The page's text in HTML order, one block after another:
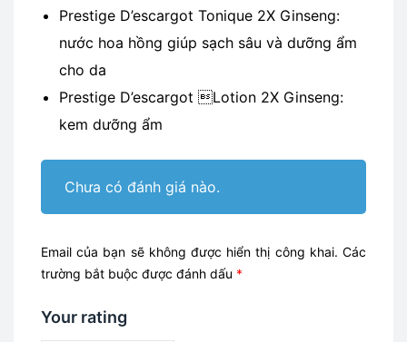
Prestige D’escargot Tonique 2X Ginseng:
nước hoa hồng giúp sạch sâu và dưỡng ẩm
cho da
Prestige D’escargot Lotion 2X Ginseng:
kem dưỡng ẩm
Chưa có đánh giá nào.
Email của bạn sẽ không được hiển thị công khai. Các
trường bắt buộc được đánh dấu *
Your rating